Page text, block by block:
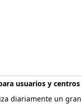
usuarios y centros
diariamente un